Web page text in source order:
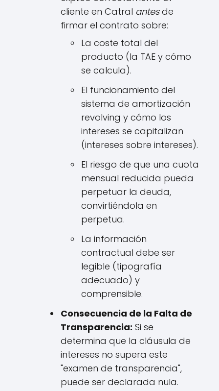
cliente en Catral antesde
firmar el contrato sobre:
La coste total del
producto (la TAE y cómo
se calcula).
El funcionamiento del
sistema de amortización
revolving y cómo los
intereses se capitalizan
(intereses sobre intereses).
El riesgo de que una cuota
mensual reducida pueda
perpetuar la deuda,
convirtiéndola en
perpetua.
La información
contractual debe ser
legible (tipografía
adecuado) y
comprensible.
Consecuencia de la Falta de
Transparencia: Si se
determina que la cláusula de
intereses no supera este
"examen de transparencia",
puede ser declarada nula.